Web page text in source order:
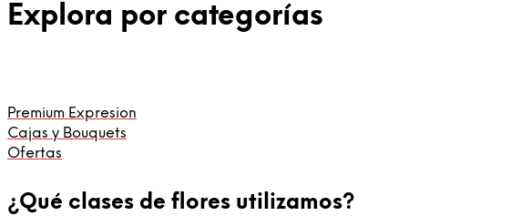
Explora por categorías
Premium Expresion
Cajas y Bouquets
Ofertas
¿Qué clases de flores utilizamos?